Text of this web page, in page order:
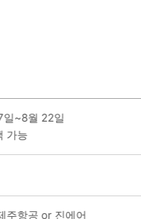
일~8월 22일
가능
주항공 or 진에어